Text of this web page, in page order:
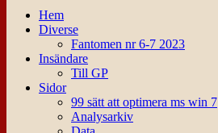
Hem
Diverse
Fantomen nr 6-7 2023
Insändare
Till GP
Sidor
99 sätt att optimera ms win 7
Analysarkiv